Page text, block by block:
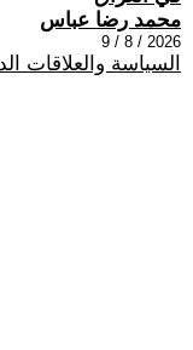
محمد رضا عباس
2026 / 8 / 9
السياسة والعلاقات